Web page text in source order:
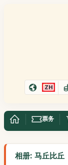
ZH
票务
相册: 马丘比丘